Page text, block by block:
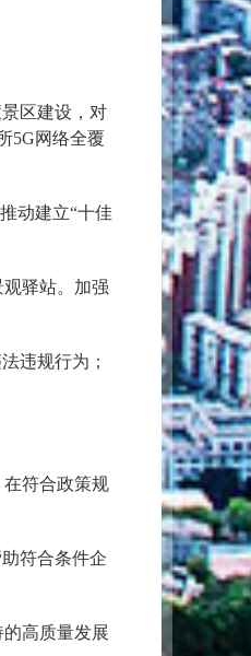
区建设，对
5G网络全覆
动建立“十佳
驿站。加强
违规行为；
符合政策规
符合条件企
高质量发展